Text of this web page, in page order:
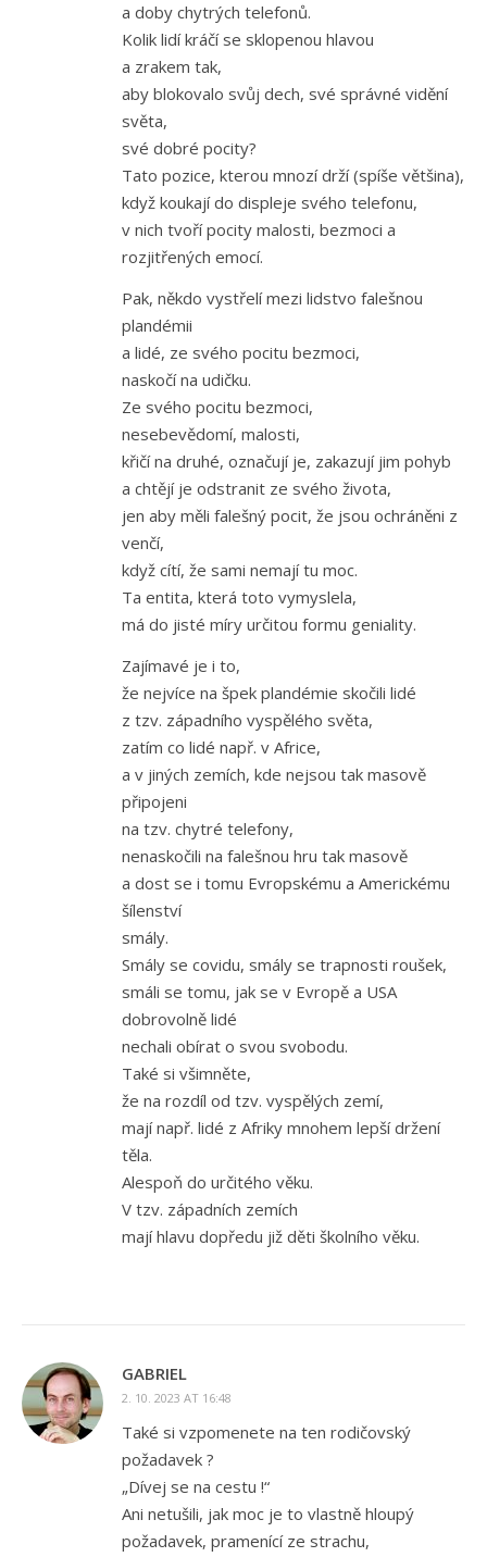
a doby chytrých telefonů.
Kolik lidí kráčí se sklopenou hlavou
a zrakem tak,
aby blokovalo svůj dech, své správné vidění
světa,
své dobré pocity?
Tato pozice, kterou mnozí drží (spíše většina),
když koukají do displeje svého telefonu,
v nich tvoří pocity malosti, bezmoci a
rozjitřených emocí.
Pak, někdo vystřelí mezi lidstvo falešnou
plandémii
a lidé, ze svého pocitu bezmoci,
naskočí na udičku.
Ze svého pocitu bezmoci,
nesebevědomí, malosti,
křičí na druhé, označují je, zakazují jim pohyb
a chtějí je odstranit ze svého života,
jen aby měli falešný pocit, že jsou ochráněni z
venčí,
když cítí, že sami nemají tu moc.
Ta entita, která toto vymyslela,
má do jisté míry určitou formu geniality.
Zajímavé je i to,
že nejvíce na špek plandémie skočili lidé
z tzv. západního vyspělého světa,
zatím co lidé např. v Africe,
a v jiných zemích, kde nejsou tak masově
připojeni
na tzv. chytré telefony,
nenaskočili na falešnou hru tak masově
a dost se i tomu Evropskému a Americkému
šílenství
smály.
Smály se covidu, smály se trapnosti roušek,
smáli se tomu, jak se v Evropě a USA
dobrovolně lidé
nechali obírat o svou svobodu.
Také si všimněte,
že na rozdíl od tzv. vyspělých zemí,
mají např. lidé z Afriky mnohem lepší držení
těla.
Alespoň do určitého věku.
V tzv. západních zemích
mají hlavu dopředu již děti školního věku.
GABRIEL
2. 10. 2023 AT 16:48
Také si vzpomenete na ten rodičovský
požadavek ?
„Dívej se na cestu !“
Ani netušili, jak moc je to vlastně hloupý
požadavek, pramenící ze strachu,